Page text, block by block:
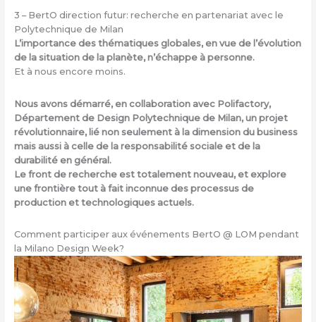
3 – BertO direction futur: recherche en partenariat avec le
Polytechnique de Milan
L’importance des thématiques globales, en vue de l’évolution
de la situation de la planète, n’échappe à personne.
Et à nous encore moins.
Nous avons démarré, en collaboration avec Polifactory,
Département de Design Polytechnique de Milan, un projet
révolutionnaire, lié non seulement à la dimension du business
mais aussi à celle de la responsabilité sociale et de la
durabilité en général.
Le front de recherche est totalement nouveau, et explore
une frontière tout à fait inconnue des processus de
production et technologiques actuels.
Comment participer aux événements BertO @ LOM pendant
la Milano Design Week?